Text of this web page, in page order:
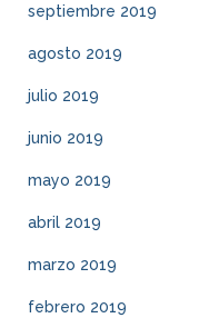
septiembre 2019
agosto 2019
julio 2019
junio 2019
mayo 2019
abril 2019
marzo 2019
febrero 2019